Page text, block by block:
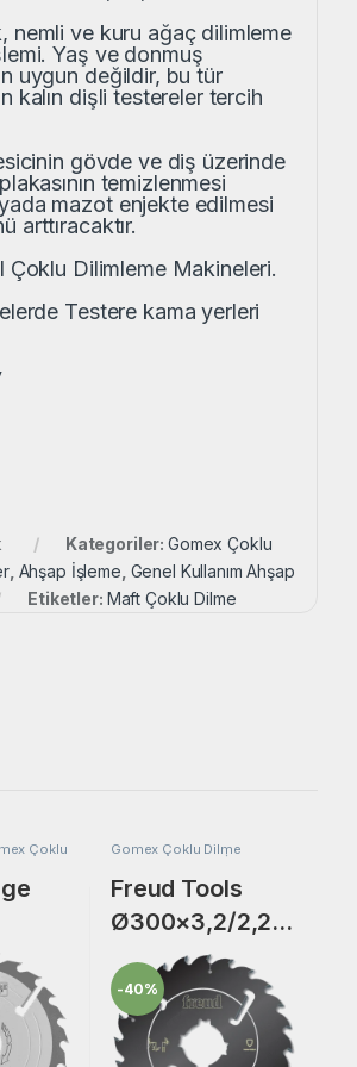
nemli ve kuru ağaç dilimleme
Yaş ve donmuş
uygun değildir, bu tür
kalın dişli testereler tercih
gövde ve diş üzerinde
temizlenmesi
mazot enjekte edilmesi
arttıracaktır.
Çoklu Dilimleme Makineleri.
Testere kama yerleri
Kategoriler: Gomex Çoklu
, Ahşap İşleme Genel Kullanım Ahşap
Etiketler: Maft Çoklu Dilme
Çoklu Gomex Çoklu Dilme
Testereler.
Freud Tools
Ø300×3,2/2,2×
70 Z:24+2+2
ATB/WS Coat
Kaplama Gövde
Çoklu Dilme
-40%